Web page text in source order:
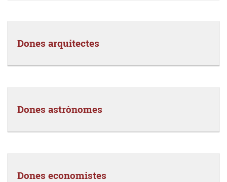
Dones arquitectes
Dones astrònomes
Dones economistes